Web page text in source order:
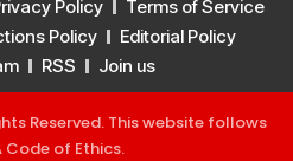
Policy
Terms of Service
Policy
Editorial Policy
RSS Join us
Reserved. This website follows
Code of Ethics.